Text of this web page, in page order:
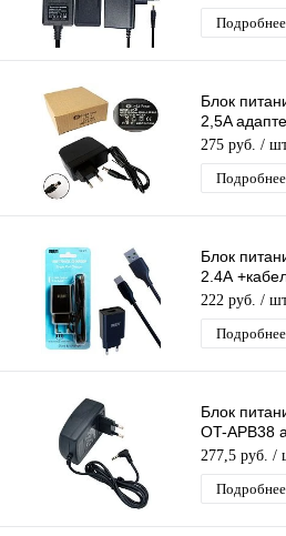
Подробнее
Блок
2,5A
м, штекер
275 руб. /
Подробнее
Блок
2.4А
устройство
222 руб. /
Подробнее
Блок
OT-APB38
м, штекер
277,5 руб. /
Подробнее